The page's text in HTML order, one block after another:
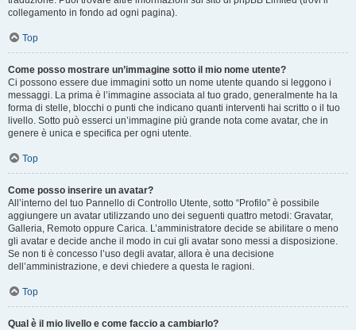
collegamento in fondo ad ogni pagina).
Top
Come posso mostrare un’immagine sotto il mio nome utente?
Ci possono essere due immagini sotto un nome utente quando si leggono i
messaggi. La prima è l’immagine associata al tuo grado, generalmente ha la
forma di stelle, blocchi o punti che indicano quanti interventi hai scritto o il tuo
livello. Sotto può esserci un’immagine più grande nota come avatar, che in
genere è unica e specifica per ogni utente.
Top
Come posso inserire un avatar?
All’interno del tuo Pannello di Controllo Utente, sotto “Profilo” è possibile
aggiungere un avatar utilizzando uno dei seguenti quattro metodi: Gravatar,
Galleria, Remoto oppure Carica. L’amministratore decide se abilitare o meno
gli avatar e decide anche il modo in cui gli avatar sono messi a disposizione.
Se non ti è concesso l’uso degli avatar, allora è una decisione
dell’amministrazione, e devi chiedere a questa le ragioni.
Top
Qual è il mio livello e come faccio a cambiarlo?